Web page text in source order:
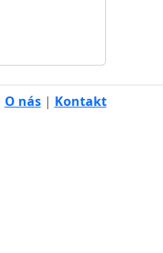
O nás| Kontakt